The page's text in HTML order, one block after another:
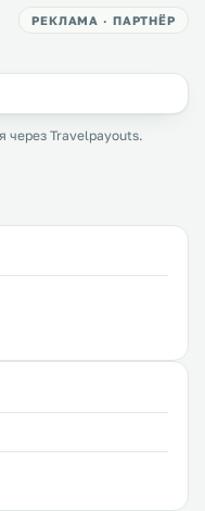
РЕКЛАМА · ПАРТНЁР
через Travelpayouts.